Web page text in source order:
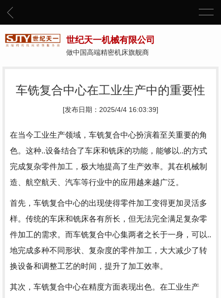
世纪天一机械有限公司
做中国高端精密机床旗舰商
车铣复合中心在工业生产中的重要性
[发布日期：2025/4/4 16:03:39]
在当今工业生产领域，车铣复合中心扮演着至关重要的角
色。这种..设备结合了车床和铣床的功能，能够以..的方式
完成复杂零件加工，极大地提高了生产效率。其在机械制
造、航空航天、汽车等行业中的应用越来越广泛。
首先，车铣复合中心的出现使得零件加工变得更加灵活多
样。传统的车床和铣床各有所长，但无法完全满足复杂零
件加工的需求。而车铣复合中心集两者之长于一身，可以..
地完成多种不同形状、复杂度的零件加工，大大减少了转
换设备和调整工艺的时间，提升了加工效率。
其次，车铣复合中心在精度方面表现出色。在工业生产